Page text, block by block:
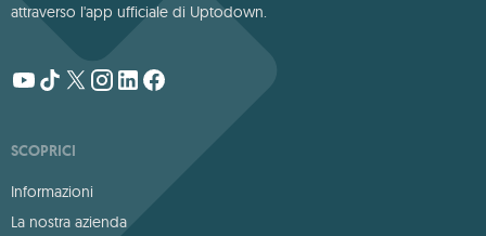
attraverso l'app ufficiale di Uptodown.
SCOPRICI
Informazioni
La nostra azienda